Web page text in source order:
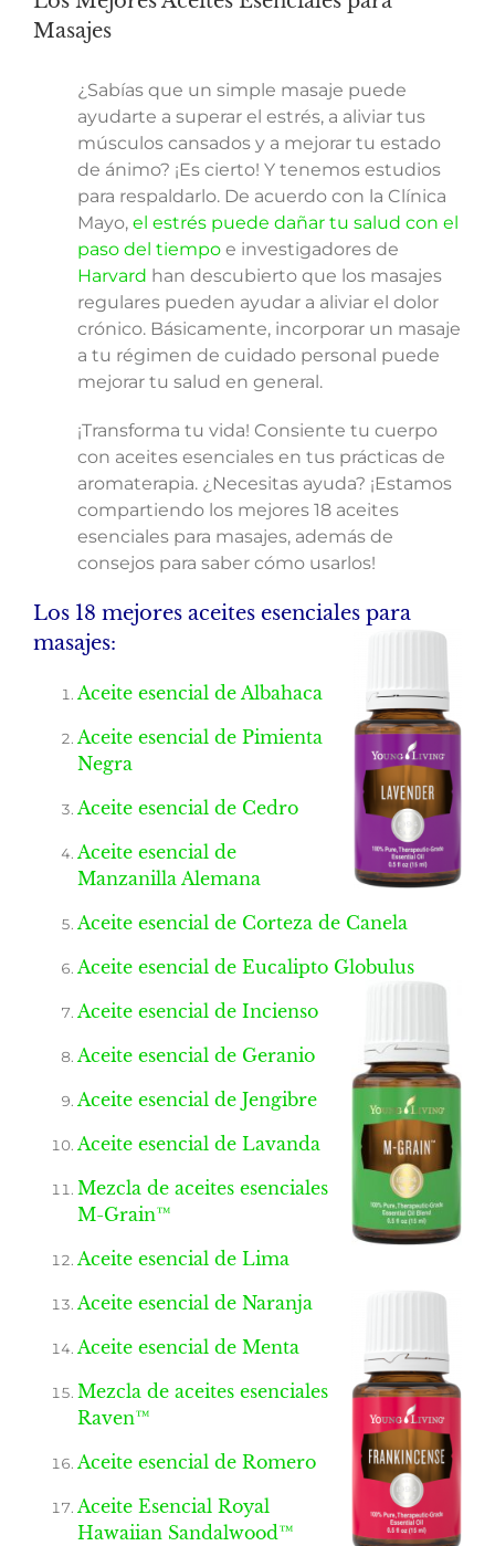
Masajes
¿Sabías que un simple masaje puede
ayudarte a superar el estrés, a aliviar tus
músculos cansados y a mejorar tu estado
de ánimo? ¡Es cierto! Y tenemos estudios
para respaldarlo. De acuerdo con la Clínica
Mayo, el estrés puede dañar tu salud con el
paso del tiempo e investigadores de
Harvard han descubierto que los masajes
regulares pueden ayudar a aliviar el dolor
crónico. Básicamente, incorporar un masaje
a tu régimen de cuidado personal puede
mejorar tu salud en general.
¡Transforma tu vida! Consiente tu cuerpo
con aceites esenciales en tus prácticas de
aromaterapia. ¿Necesitas ayuda? ¡Estamos
compartiendo los mejores 18 aceites
esenciales para masajes, además de
consejos para saber cómo usarlos!
Los 18 mejores aceites esenciales para
masajes:
Aceite esencial de Albahaca
Aceite esencial de Pimienta
Negra
Aceite esencial de Cedro
Aceite esencial de
Manzanilla Alemana
Aceite esencial de Corteza de Canela
Aceite esencial de Eucalipto Globulus
Aceite esencial de Incienso
Aceite esencial de Geranio
Aceite esencial de Jengibre
Aceite esencial de Lavanda
Mezcla de aceites esenciales
M-Grain™
Aceite esencial de Lima
Aceite esencial de Naranja
Aceite esencial de Menta
Mezcla de aceites esenciales
Raven™
Aceite esencial de Romero
Aceite Esencial Royal
Hawaiian Sandalwood™